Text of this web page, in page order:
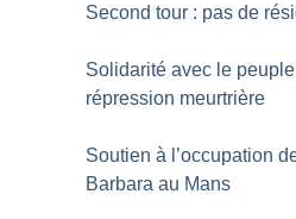
Second tour : pas de
Solidarité avec le
répression meurtrière
Soutien à l’occupation
Barbara au Mans